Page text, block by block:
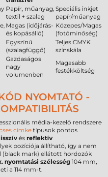
Papír, műanyag,
textil + szalag
Speciális inkjet
papír/műanyag
Magas (időjárás-
és kopásálló)
Közepes/Magas
(fotóminőség)
Egyszínű
(szalagfüggő)
Teljes CMYK
színskála
Gazdaságos
nagy
volumenben
Magasabb
festékköltség
NYOMTATÓ -
média-kezelő rendszere
címke típusok pontos
és reflektív
pozíciója állítható, így a nem
(black mark) ellátott hordozók
nyomtatási szélesség 104 mm,
a 114 mm-t.